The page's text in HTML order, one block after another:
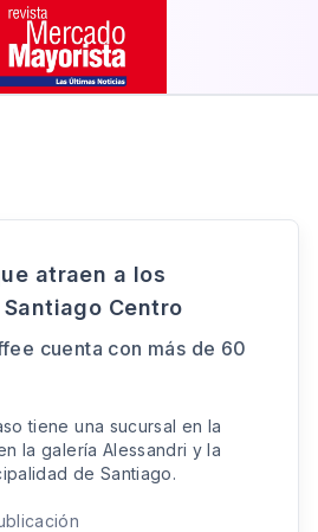
atraen a los
Centro
cuenta con más de 60
tiene una sucursal en la
la galería Alessandri y la
de Santiago.